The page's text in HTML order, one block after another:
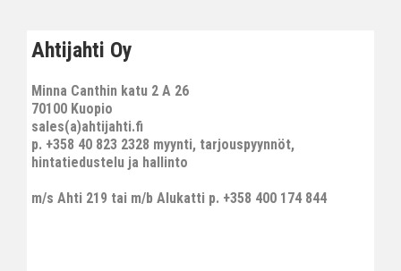
Ahtijahti Oy
Minna Canthin katu 2 A 26
70100 Kuopio
sales(a)ahtijahti.fi
p. +358 40 823 2328 myynti, tarjouspyynnöt,
hintatiedustelu ja hallinto
m/s Ahti 219 tai m/b Alukatti p. +358 400 174 844